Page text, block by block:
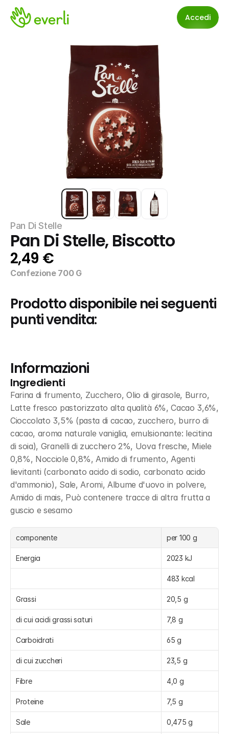
Accedi
Pan Di Stelle
Pan Di Stelle, Biscotto
2,49 €
Confezione 700 G
Prodotto disponibile nei seguenti
punti vendita:
Informazioni
Ingredienti
Farina di frumento, Zucchero, Olio di girasole, Burro,
Latte fresco pastorizzato alta qualità 6%, Cacao 3,6%,
Cioccolato 3,5% (pasta di cacao, zucchero, burro di
cacao, aroma naturale vaniglia, emulsionante: lecitina
di soia), Granelli di zucchero 2%, Uova fresche, Miele
0,8%, Nocciole 0,8%, Amido di frumento, Agenti
lievitanti (carbonato acido di sodio, carbonato acido
d'ammonio), Sale, Aromi, Albume d'uovo in polvere,
Amido di mais, Può contenere tracce di altra frutta a
guscio e sesamo
componente per 100 g
Energia 2023 kJ
483 kcal
Grassi 20,5 g
di cui acidi grassi saturi 7,8 g
Carboidrati 65 g
di cui zuccheri 23,5 g
Fibre 4,0 g
Proteine 7,5 g
Sale 0,475 g